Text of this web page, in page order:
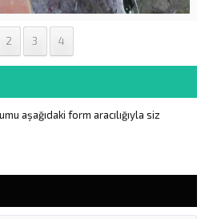
2 3 4
aşağıdaki form aracılığıyla siz